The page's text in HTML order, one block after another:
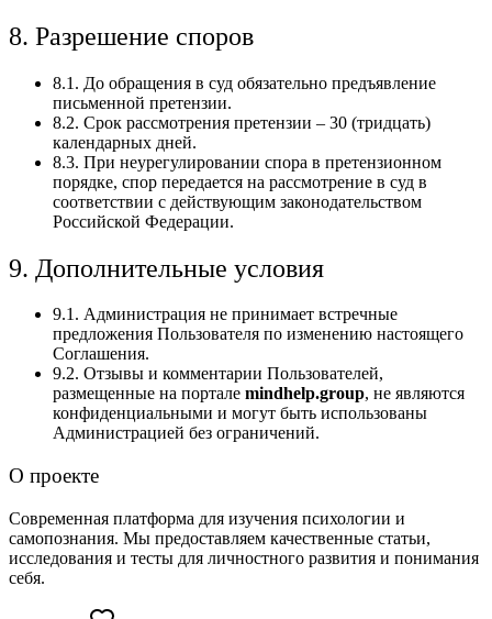
8. Разрешение споров
8.1. До обращения в суд обязательно предъявление
письменной претензии.
8.2. Срок рассмотрения претензии – 30 (тридцать)
календарных дней.
8.3. При неурегулировании спора в претензионном
порядке, спор передается на рассмотрение в суд в
соответствии с действующим законодательством
Российской Федерации.
9. Дополнительные условия
9.1. Администрация не принимает встречные
предложения Пользователя по изменению настоящего
Соглашения.
9.2. Отзывы и комментарии Пользователей,
размещенные на портале mindhelp.group, не являются
конфиденциальными и могут быть использованы
Администрацией без ограничений.
О проекте
Современная платформа для изучения психологии и
самопознания. Мы предоставляем качественные статьи,
исследования и тесты для личностного развития и понимания
себя.